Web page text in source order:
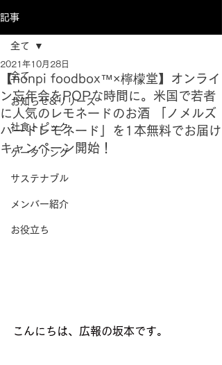
記事
全て
お知らせ&リリース
社食トピック
ケータリング
サステナブル
メンバー紹介
お役立ち
全て
【nonpi foodbox™×檸檬堂】オンライ
ン忘年会をPOPな時間に。米国で若者
に人気のレモネードのお酒 「ノメルズ
ハードレモネード」を1本無料でお届け
キャンペーン開始！
2021年10月28日
こんにちは、広報の坂本です。